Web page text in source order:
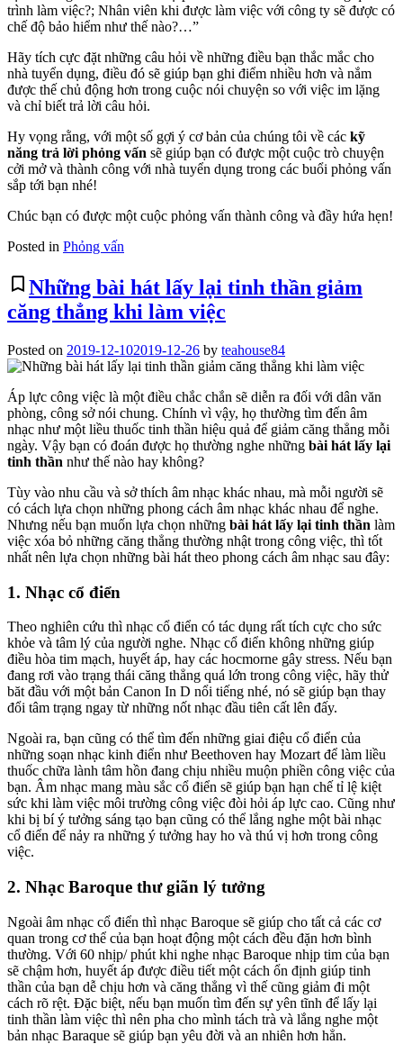
trình làm việc?; Nhân viên khi được làm việc với công ty sẽ được có
chế độ bảo hiểm như thế nào?…”
Hãy tích cực đặt những câu hỏi về những điều bạn thắc mắc cho
nhà tuyển dụng, điều đó sẽ giúp bạn ghi điểm nhiều hơn và nắm
được thế chủ động hơn trong cuộc nói chuyện so với việc im lặng
và chỉ biết trả lời câu hỏi.
Hy vọng rằng, với một số gợi ý cơ bản của chúng tôi về các kỹ
năng trả lời phỏng vấn sẽ giúp bạn có được một cuộc trò chuyện
cởi mở và thành công với nhà tuyển dụng trong các buổi phỏng vấn
sắp tới bạn nhé!
Chúc bạn có được một cuộc phỏng vấn thành công và đầy hứa hẹn!
Posted in Phỏng vấn
bookmark_border Những bài hát lấy lại tinh thần giảm
căng thẳng khi làm việc
Posted on 2019-12-102019-12-26 by teahouse84
Áp lực công việc là một điều chắc chắn sẽ diễn ra đối với dân văn
phòng, công sở nói chung. Chính vì vậy, họ thường tìm đến âm
nhạc như một liều thuốc tinh thần hiệu quả để giảm căng thẳng mỗi
ngày. Vậy bạn có đoán được họ thường nghe những bài hát lấy lại
tinh thần như thế nào hay không?
Tùy vào nhu cầu và sở thích âm nhạc khác nhau, mà mỗi người sẽ
có cách lựa chọn những phong cách âm nhạc khác nhau để nghe.
Nhưng nếu bạn muốn lựa chọn những bài hát lấy lại tinh thần làm
việc xóa bỏ những căng thẳng thường nhật trong công việc, thì tốt
nhất nên lựa chọn những bài hát theo phong cách âm nhạc sau đây:
1. Nhạc cổ điển
Theo nghiên cứu thì nhạc cổ điển có tác dụng rất tích cực cho sức
khỏe và tâm lý của người nghe. Nhạc cổ điển không những giúp
điều hòa tim mạch, huyết áp, hay các hocmorne gây stress. Nếu bạn
đang rơi vào trạng thái căng thẳng quá lớn trong công việc, hãy thử
băt đầu với một bản Canon In D nổi tiếng nhé, nó sẽ giúp bạn thay
đổi tâm trạng ngay từ những nốt nhạc đầu tiên cất lên đấy.
Ngoài ra, bạn cũng có thể tìm đến những giai điệu cổ điển của
những soạn nhạc kinh điển như Beethoven hay Mozart để làm liều
thuốc chữa lành tâm hồn đang chịu nhiều muộn phiền công việc của
bạn. Âm nhạc mang màu sắc cổ điển sẽ giúp bạn hạn chế tỉ lệ kiệt
sức khi làm việc môi trường công việc đòi hỏi áp lực cao. Cũng như
khi bị bí ý tưởng sáng tạo bạn cũng có thể lắng nghe một bài nhạc
cổ điển để nảy ra những ý tưởng hay ho và thú vị hơn trong công
việc.
2. Nhạc Baroque thư giãn lý tưởng
Ngoài âm nhạc cổ điển thì nhạc Baroque sẽ giúp cho tất cả các cơ
quan trong cơ thể của bạn hoạt động một cách đều đặn hơn bình
thường. Với 60 nhịp/ phút khi nghe nhạc Baroque nhịp tim của bạn
sẽ chậm hơn, huyết áp được điều tiết một cách ổn định giúp tinh
thần của bạn dễ chịu hơn và căng thẳng vì thế cũng giảm đi một
cách rõ rệt. Đặc biệt, nếu bạn muốn tìm đến sự yên tĩnh để lấy lại
tinh thần làm việc thì nên pha cho mình tách trà và lắng nghe một
bản nhạc Baraque sẽ giúp bạn yêu đời và an nhiên hơn hẳn.